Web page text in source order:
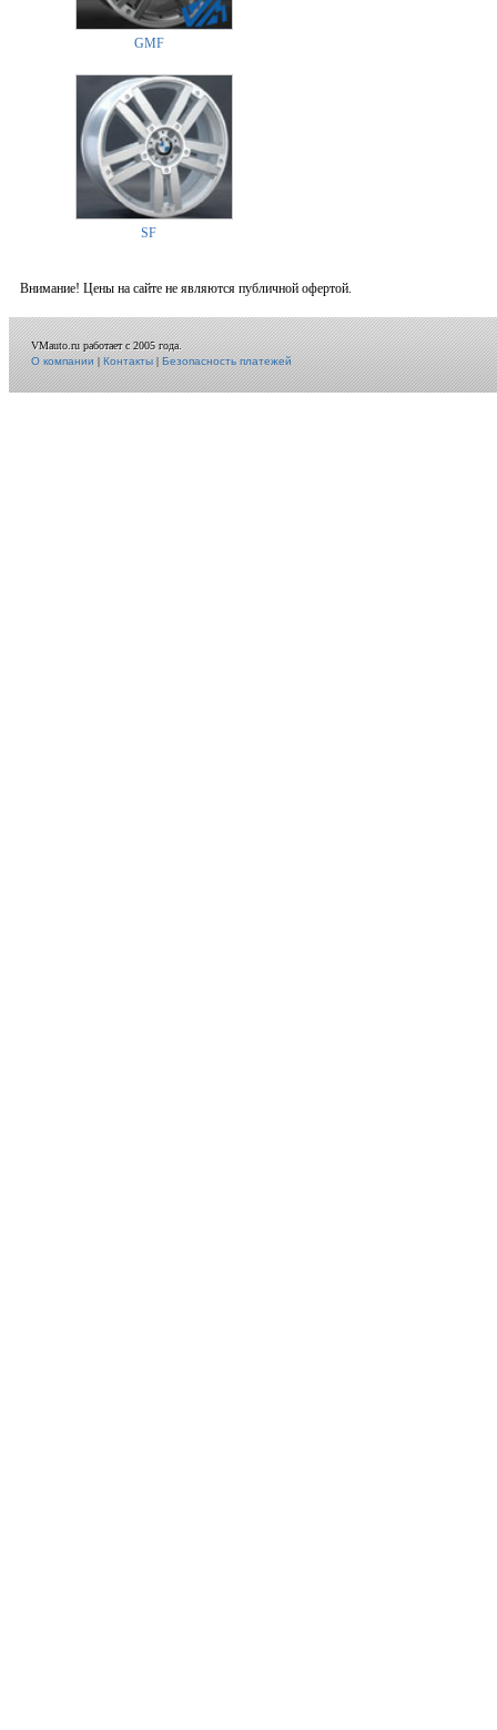
GMF
SF
Внимание! Цены на сайте не являются публичной офертой.
VMauto.ru работает с 2005 года.
О компании|Контакты|Безопасность платежей